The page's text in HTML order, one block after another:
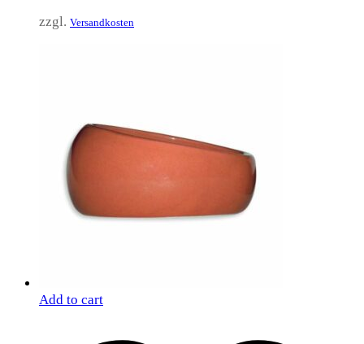
zzgl. Versandkosten
Add to cart